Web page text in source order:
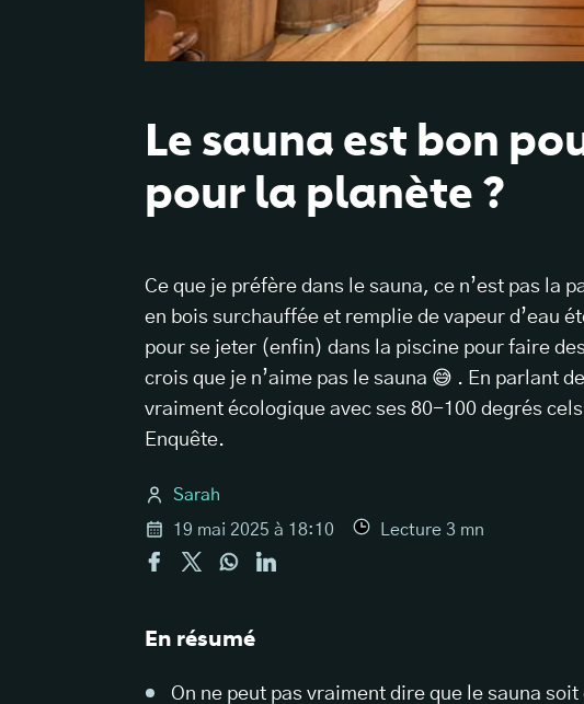
Le sauna est bon
pour la planète ?
Ce que je préfère dans le sauna, ce n’est pas la
en bois surchauffée et remplie de vapeur d’eau
pour se jeter (enfin) dans la piscine pour faire
crois que je n’aime pas le sauna 😅 . En parlant
vraiment écologique avec ses 80-100 degrés
Enquête.
Sarah
19 mai 2025 à 18:10
Lecture 3 mn
En résumé
On ne peut pas vraiment dire que le sauna